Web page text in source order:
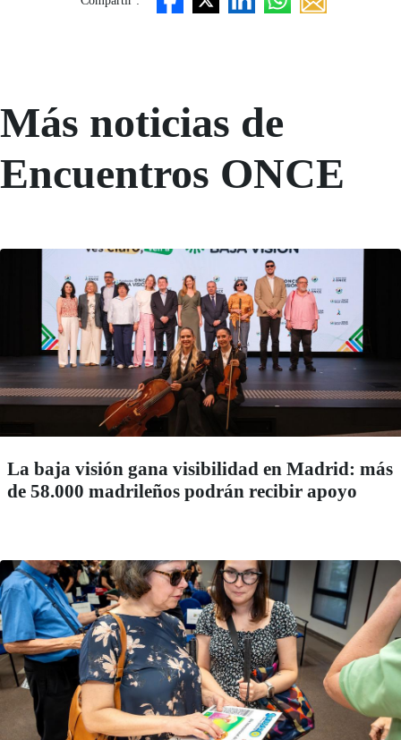
Más noticias de
Encuentros ONCE
La baja visión gana visibilidad en Madrid: más
de 58.000 madrileños podrán recibir apoyo